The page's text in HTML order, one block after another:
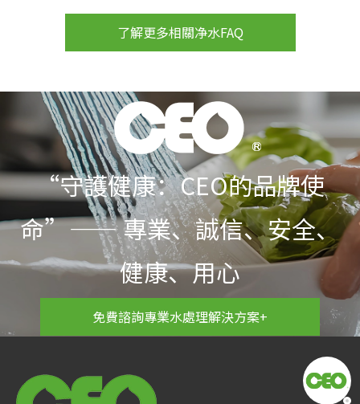
了解更多相關净水FAQ
“守護健康：CEO的品牌使
命”—— 專業、誠信、安全、
健康、用心
免費諮詢專業水處理解決方案+